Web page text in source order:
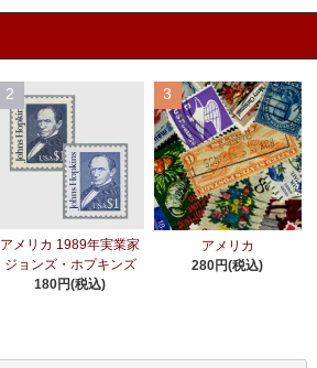
2
アメリカ 1989年実業家
ジョンズ・ホプキンズ
180円(税込)
3
アメリカ
280円(税込)